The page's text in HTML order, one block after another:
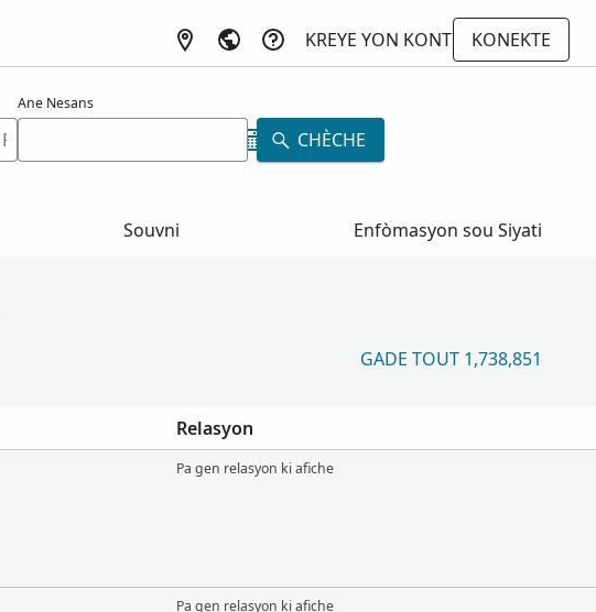
KREYE YON KONT
KONEKTE
Ane Nesans
CHÈCHE
Souvni Enfòmasyon sou Siyati
GADE TOUT 1,738,851
Relasyon
Pa gen relasyon ki afiche
Pa gen relasyon ki afiche